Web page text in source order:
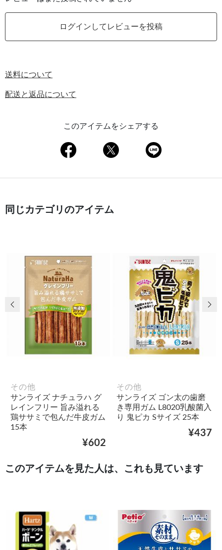
ログインしてレビューを投稿
送料について
配送と返品について
このアイテムをシェアする
同じカテゴリのアイテム
その他
サンライズ ナチュラハ グ
レインフリー 旨み溢れる
鶏ササミで包んだ牛皮ガム
15本
¥602
その他
サンライズ ゴン太の歯磨
き専用ガム L8020乳酸菌入
り 鬼ピカ Sサイズ 25本
¥437
前の画像 次
このアイテムを見た人は、これも見ています